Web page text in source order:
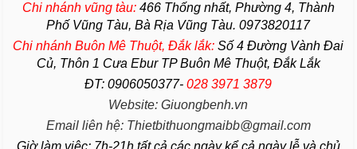
Chi nhánh vũng tàu:466 Thống nhất, Phường4, Thành
Phố Vũng Tàu, Bà Rịa Vũng Tàu. 0973820117
Chi nhánh Buôn Mê Thuột, Đắk lắk:Số 4 Đường Vành Đai
Củ, Thôn 1 Cưa Ebur TP Buôn Mê Thuột, Đắk Lắk
ĐT: 0906050377-028 3971 3879
Website: Giuongbenh.vn
Email liên hệ: Thietbithuongmaibb@gmail.com
Giờ làm viêc: 7h-21h tất cả các ngày kể cả ngày lễ và chủ